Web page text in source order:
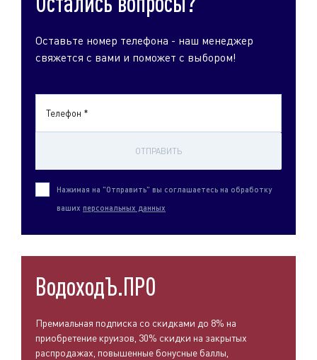
Оставьте номер телефона - наш менеджер
свяжется с вами и поможет с выбором!
Телефон *
ОТПРАВИТЬ
Нажимая на "Отправить" вы соглашаетесь на обработку
ваших персональных данных
ВодоходЪ.ПРО
Премиальная подписка со скидками до 8% на
приобретение круизов, 30% скидки на закрытых
распродажах, повышенные бонусные баллы,